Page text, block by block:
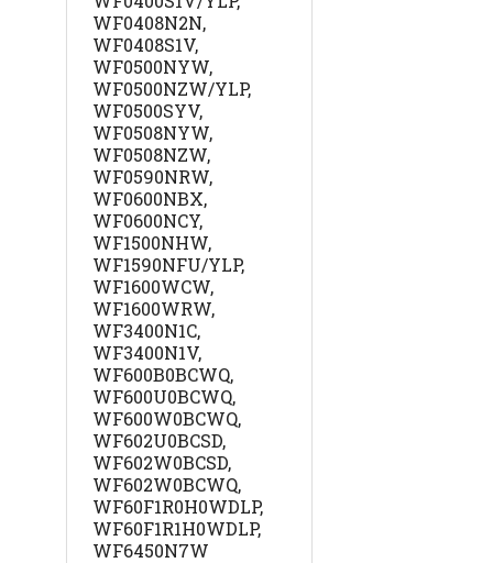
WF0408N2N,
WF0408S1V,
WF0500NYW,
WF0500NZW/YLP,
WF0500SYV,
WF0508NYW,
WF0508NZW,
WF0590NRW,
WF0600NBX,
WF0600NCY,
WF1500NHW,
WF1590NFU/YLP,
WF1600WCW,
WF1600WRW,
WF3400N1C,
WF3400N1V,
WF600B0BCWQ,
WF600U0BCWQ,
WF600W0BCWQ,
WF602U0BCSD,
WF602W0BCSD,
WF602W0BCWQ,
WF60F1R0H0WDLP,
WF60F1R1H0WDLP,
WF6450N7W